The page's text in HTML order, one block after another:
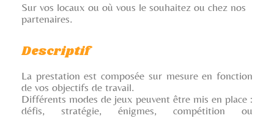
Sur vos locaux ou où vous le souhaitez ou chez nos
partenaires.
Descriptif
La prestation est composée sur mesure en fonction
de vos objectifs de travail.
Différents modes de jeux peuvent être mis en place :
défis, stratégie, énigmes, compétition ou